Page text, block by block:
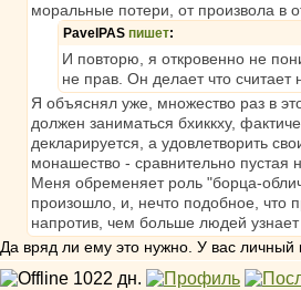
моральные потери, от произвола в
PavelPAS пишет:
И повторю, я откровенно не
не прав. Он делает что
Я объяснял уже, множество раз в
должен заниматься бхиккху,
декларируется, а удовлетворить
монашество - сравнительно пустая
Меня обременяет роль "борца-
произошло, и, нечто подобное, что
напротив, чем больше людей
Да вряд ли ему это нужно. У вас личный